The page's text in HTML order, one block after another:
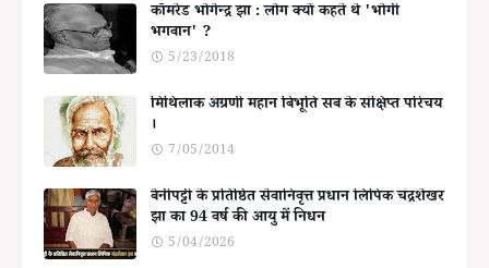
कॉमरेड भोगेन्द्र झा : लोग क्यों कहते थे 'भोगी
भगवान' ?
5/23/2018
मिथिलाक अग्रणी महान बिभूति सब के संक्षिप्त परिचय
।
7/05/2014
बेनीपट्टी के प्रतिष्ठित सेवानिवृत्त प्रधान लिपिक चंद्रशेखर
झा का 94 वर्ष की आयु में निधन
5/04/2026